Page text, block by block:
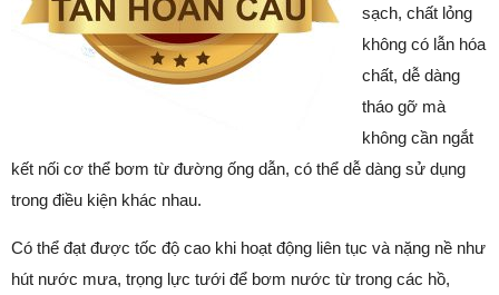
sạch, chất lỏng
không có lẫn hóa
chất, dễ dàng
tháo gỡ mà
không cần ngắt
kết nối cơ thể bơm từ đường ống dẫn, có thể dễ dàng sử dụng
trong điều kiện khác nhau.
Có thể đạt được tốc độ cao khi hoạt động liên tục và nặng nề như
hút nước mưa, trọng lực tưới để bơm nước từ trong các hồ,